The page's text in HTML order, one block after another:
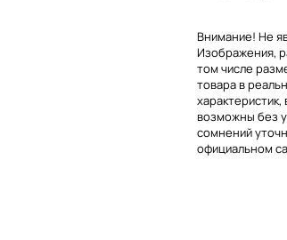
Внимание! Не
Изображения,
том числе
товара в
возможны без
сомнений
официальном